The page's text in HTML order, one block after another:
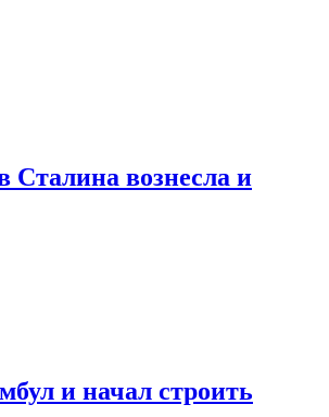
Сталина вознесла и
и начал строить